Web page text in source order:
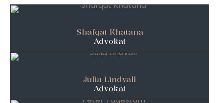
Shafqat Khatana
Advokat
Julia Lindvall
Advokat